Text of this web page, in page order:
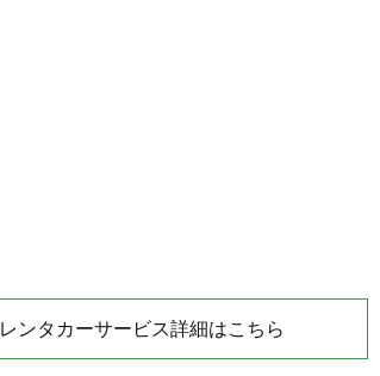
レンタカーサービス詳細はこちら